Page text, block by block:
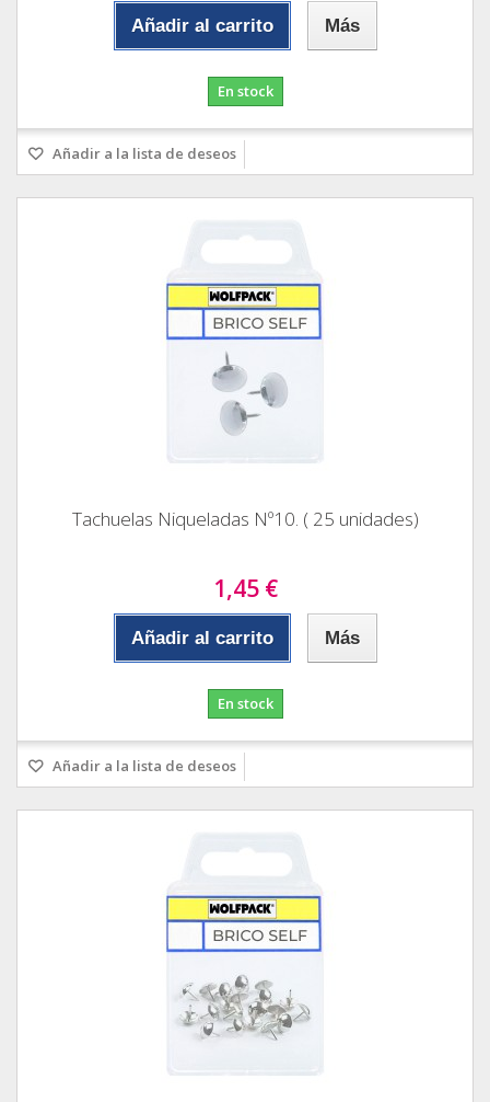
Añadir al carrito Más
En stock
Añadir a la lista de deseos
Tachuelas Niqueladas Nº10. ( 25 unidades)
1,45 €
Añadir al carrito Más
En stock
Añadir a la lista de deseos